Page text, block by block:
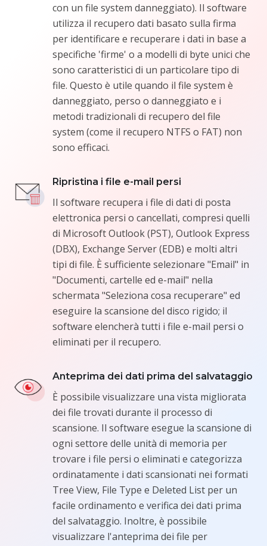
con un file system danneggiato). Il software
utilizza il recupero dati basato sulla firma
per identificare e recuperare i dati in base a
specifiche 'firme' o a modelli di byte unici che
sono caratteristici di un particolare tipo di
file. Questo è utile quando il file system è
danneggiato, perso o danneggiato e i
metodi tradizionali di recupero del file
system (come il recupero NTFS o FAT) non
sono efficaci.
Ripristina i file e-mail persi
Il software recupera i file di dati di posta
elettronica persi o cancellati, compresi quelli
di Microsoft Outlook (PST), Outlook Express
(DBX), Exchange Server (EDB) e molti altri
tipi di file. È sufficiente selezionare "Email" in
"Documenti, cartelle ed e-mail" nella
schermata "Seleziona cosa recuperare" ed
eseguire la scansione del disco rigido; il
software elencherà tutti i file e-mail persi o
eliminati per il recupero.
Anteprima dei dati prima del salvataggio
È possibile visualizzare una vista migliorata
dei file trovati durante il processo di
scansione. Il software esegue la scansione di
ogni settore delle unità di memoria per
trovare i file persi o eliminati e categorizza
ordinatamente i dati scansionati nei formati
Tree View, File Type e Deleted List per un
facile ordinamento e verifica dei dati prima
del salvataggio. Inoltre, è possibile
visualizzare l'anteprima dei file per